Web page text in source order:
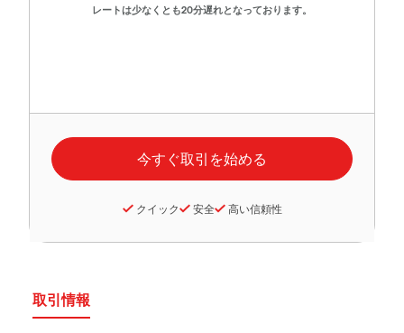
レートは少なくとも20分遅れとなっております。
クイック 安全 高い信頼性
取引情報